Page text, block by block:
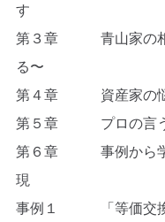
す
第３章 青山家の相
る〜
第４章 資産家の悩
第５章 プロの言う
第６章 事例から学
現
事例１ 「等価交換